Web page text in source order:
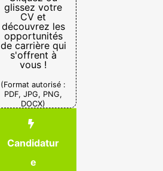
glissez votre
CV et
découvrez les
opportunités
de carrière qui
s'offrent à
vous !
(Format autorisé :
PDF, JPG, PNG,
DOCX)
Candidatur
e